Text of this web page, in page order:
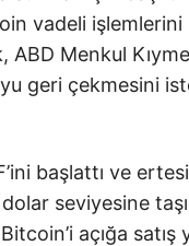
vadeli işlemlerini
ABD Menkul
geri çekmesini
başlattı ve
seviyesine
açığa